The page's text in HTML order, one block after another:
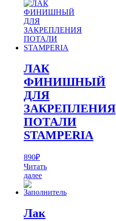
ЛАК
ФИНИШНЫЙ
ДЛЯ
ЗАКРЕПЛЕНИЯ
ПОТАЛИ
STAMPERIA
890₽
Читать
далее
Лак